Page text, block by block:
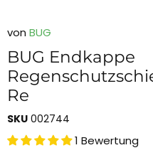
von BUG
BUG Endkappe
Re
SKU 002744
1 Bewertung